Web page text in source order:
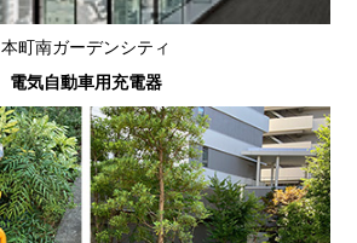
本町南ガーデンシティ
電気自動車用充電器